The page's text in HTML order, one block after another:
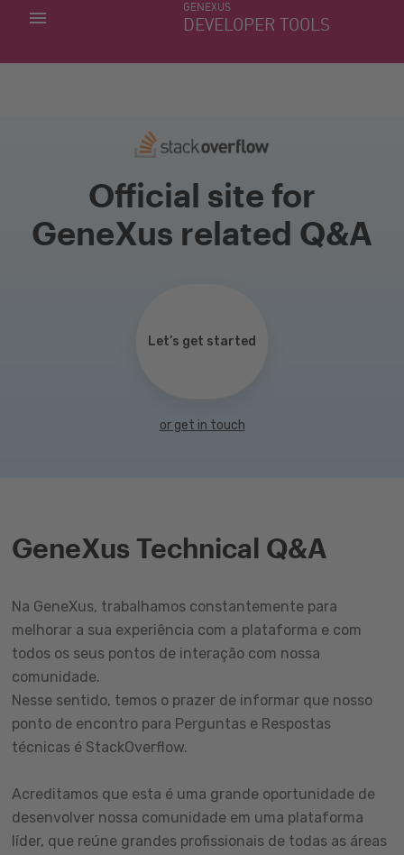
GENEXUS
DEVELOPER TOOLS
MINHAS APLICACÕES
Official site for
GeneXus related Q&A
Let’s get started
or get in touch
GeneXus Technical Q&A
Na GeneXus, trabalhamos constantemente para
melhorar a sua experiência com a plataforma e com
todos os seus pontos de interação com nossa
comunidade.
Nesse sentido, temos o prazer de informar que nosso
ponto de encontro para Perguntas e Respostas
técnicas é StackOverflow.
Acreditamos que esta é uma grande oportunidade de
desenvolver nossa comunidade em uma plataforma
líder, que reúne grandes profissionais de todas as áreas